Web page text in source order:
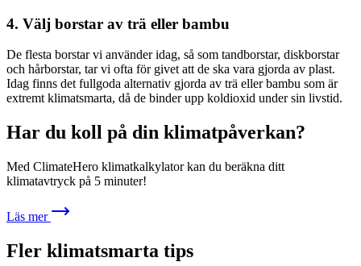
4. Välj borstar av trä eller bambu
De flesta borstar vi använder idag, så som tandborstar, diskborstar
och hårborstar, tar vi ofta för givet att de ska vara gjorda av plast.
Idag finns det fullgoda alternativ gjorda av trä eller bambu som är
extremt klimatsmarta, då de binder upp koldioxid under sin livstid.
Har du koll på din klimatpåverkan?
Med ClimateHero klimatkalkylator kan du beräkna ditt
klimatavtryck på 5 minuter!
Läs mer
Fler klimatsmarta tips